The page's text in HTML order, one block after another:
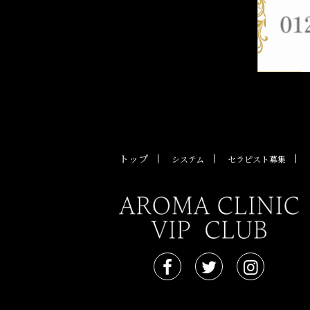
トップ システム セラピスト募集